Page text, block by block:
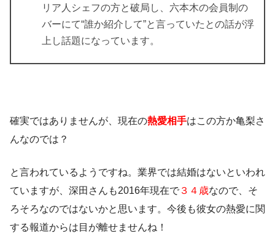
リア人シェフの方と破局し、六本木の会員制の
バーにて“誰か紹介して”と言っていたとの話が浮
上し話題になっています。
確実ではありませんが、現在の熱愛相手はこの方か亀梨さ
んなのでは？
と言われているようですね。業界では結婚はないといわれ
ていますが、深田さんも2016年現在で ３４歳なので、そ
ろそろなのではないかと思います。今後も彼女の熱愛に関
する報道からは目が離せませんね！